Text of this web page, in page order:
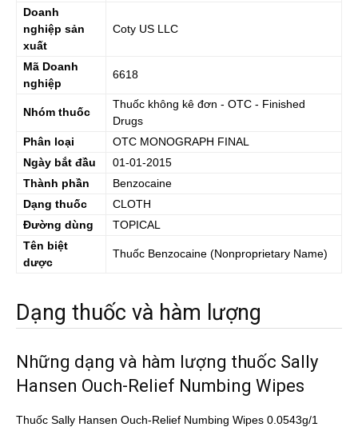
Doanh
nghiệp sản
xuất
Coty US LLC
Mã Doanh
nghiệp
6618
Nhóm thuốc
Thuốc không kê đơn - OTC - Finished
Drugs
Phân loại
OTC MONOGRAPH FINAL
Ngày bắt đầu
01-01-2015
Thành phần
Benzocaine
Dạng thuốc
CLOTH
Đường dùng
TOPICAL
Tên biệt
dược
Thuốc Benzocaine (Nonproprietary Name)
Dạng thuốc và hàm lượng
Những dạng và hàm lượng thuốc Sally
Hansen Ouch-Relief Numbing Wipes
Thuốc Sally Hansen Ouch-Relief Numbing Wipes 0.0543g/1